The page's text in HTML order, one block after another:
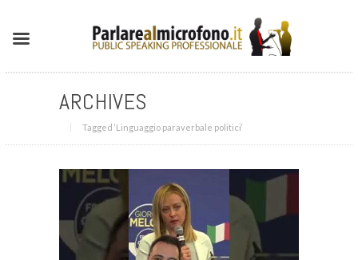
ARCHIVES
Tagged ‘Linguaggio paraverbale politici‘